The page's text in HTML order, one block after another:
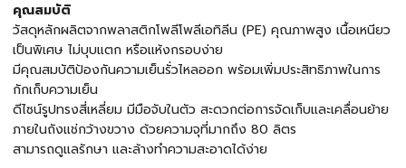
คุณสมบัติ
วัสดุหลักผลิตจากพลาสติกโพลีโพลีเอทิลีน (PE) คุณภาพสูง เนื้อเหนียว
เป็นพิเศษ ไม่บุบแตก หรือแห้งกรอบง่าย
มีคุณสมบัติป้องกันความเย็นรั่วไหลออก พร้อมเพิ่มประสิทธิภาพในการ
กักเก็บความเย็น
ดีไซน์รูปทรงสี่เหลี่ยม มีมือจับในตัว สะดวกต่อการจัดเก็บและเคลื่อนย้าย
ภายในถังแช่กว้างขวาง ด้วยความจุที่มากถึง 80 ลิตร
สามารถดูแลรักษา และล้างทำความสะอาดได้ง่าย